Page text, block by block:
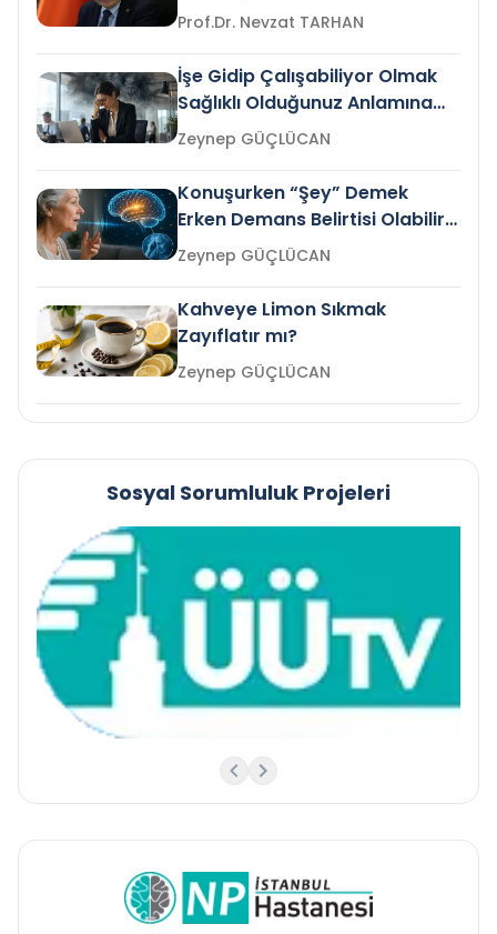
Prof.Dr. Nevzat TARHAN
İşe Gidip Çalışabiliyor Olmak
Sağlıklı Olduğunuz Anlamına
Gelir mi?Zeynep GÜÇLÜCAN
Konuşurken “Şey” Demek
Erken Demans Belirtisi Olabilir
mi?
Zeynep GÜÇLÜCAN
Kahveye Limon Sıkmak
Zayıflatır mı?
Zeynep GÜÇLÜCAN
Sosyal Sorumluluk Projeleri